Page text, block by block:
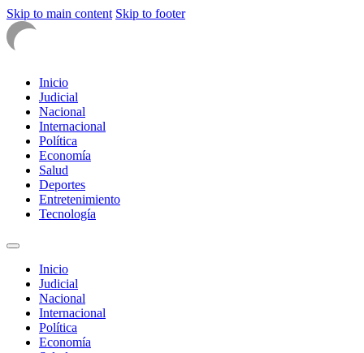
Skip to main content Skip to footer
Inicio
Judicial
Nacional
Internacional
Política
Economía
Salud
Deportes
Entretenimiento
Tecnología
Inicio
Judicial
Nacional
Internacional
Política
Economía